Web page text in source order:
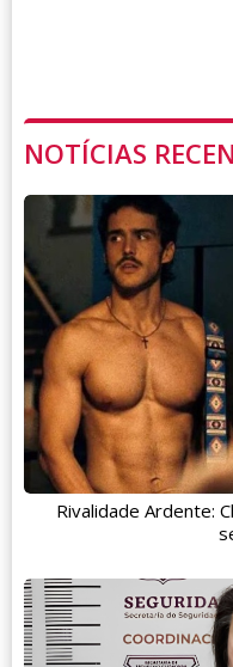
NOTÍCIAS
Rivalidade Ardente: